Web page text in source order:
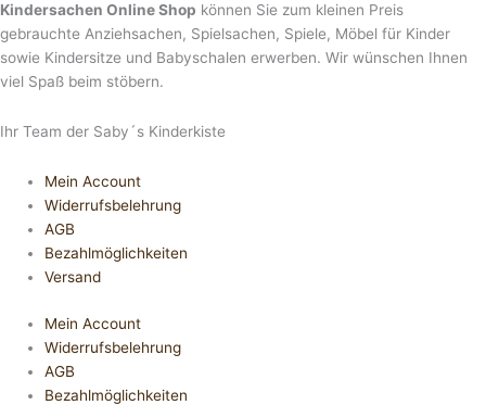
Kindersachen Online Shop können Sie zum kleinen Preis
gebrauchte Anziehsachen, Spiel­sachen, Spiele, Möbel für Kinder
sowie Kindersitze und Babyschalen erwerben. Wir wünschen Ihnen
viel Spaß beim stöbern.
Ihr Team der Saby´s Kinderkiste
Mein Account
Widerrufsbelehrung
AGB
Bezahlmöglichkeiten
Versand
Mein Account
Widerrufsbelehrung
AGB
Bezahlmöglichkeiten